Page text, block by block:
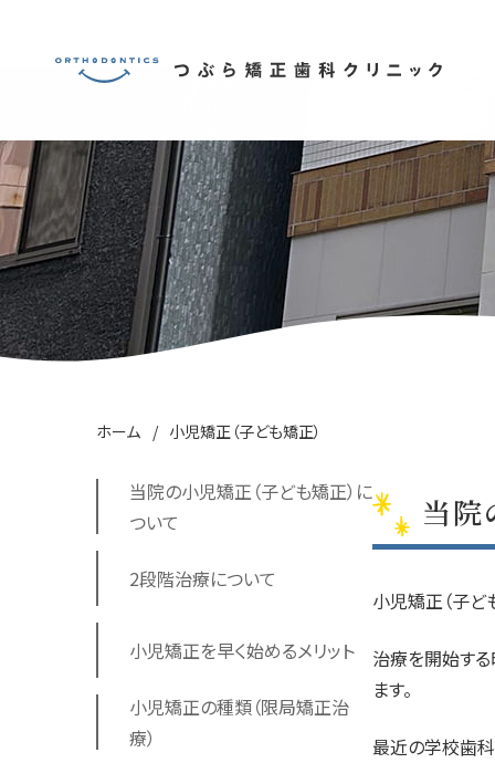
ホーム 小児矯正（子ども矯正）
当院
小児矯正（子ど
治療を開始す
ます。
最近の学校歯科
当院の小児矯正（子ども矯正）に
ついて
2段階治療について
小児矯正を早く始めるメリット
小児矯正の種類（限局矯正治
療）